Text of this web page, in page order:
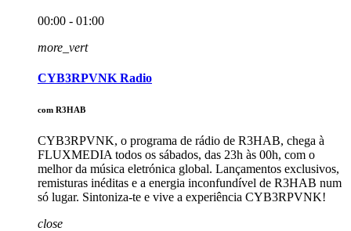
00:00 - 01:00
more_vert
CYB3RPVNK Radio
com R3HAB
CYB3RPVNK, o programa de rádio de R3HAB, chega à
FLUXMEDIA todos os sábados, das 23h às 00h, com o
melhor da música eletrónica global. Lançamentos exclusivos,
remisturas inéditas e a energia inconfundível de R3HAB num
só lugar. Sintoniza-te e vive a experiência CYB3RPVNK!
close